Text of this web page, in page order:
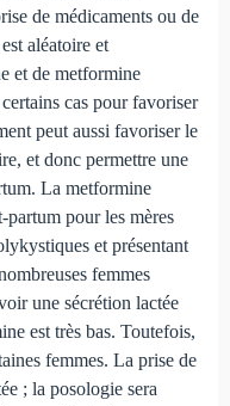
de médicaments ou de
aléatoire et
et de metformine
cas pour favoriser
peut aussi favoriser le
et donc permettre une
La metformine
partum pour les mères
et présentant
femmes
une sécrétion lactée
est très bas. Toutefois,
femmes. La prise de
; la posologie sera